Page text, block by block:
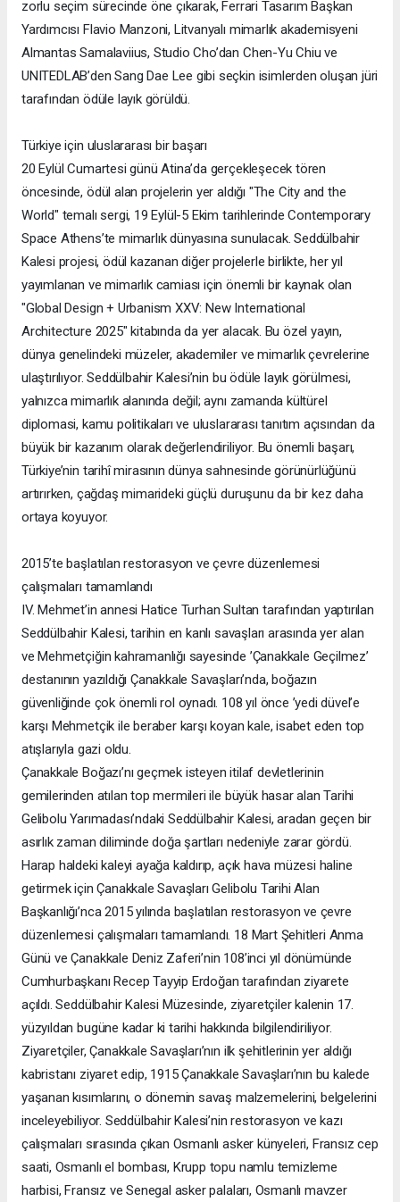
zorlu seçim sürecinde öne çıkarak, Ferrari Tasarım Başkan
Yardımcısı Flavio Manzoni, Litvanyalı mimarlık akademisyeni
Almantas Samalaviius, Studio Cho’dan Chen-Yu Chiu ve
UNITEDLAB’den Sang Dae Lee gibi seçkin isimlerden oluşan jüri
tarafından ödüle layık görüldü.
Türkiye için uluslararası bir başarı
20 Eylül Cumartesi günü Atina’da gerçekleşecek tören
öncesinde, ödül alan projelerin yer aldığı "The City and the
World" temalı sergi, 19 Eylül-5 Ekim tarihlerinde Contemporary
Space Athens’te mimarlık dünyasına sunulacak. Seddülbahir
Kalesi projesi, ödül kazanan diğer projelerle birlikte, her yıl
yayımlanan ve mimarlık camiası için önemli bir kaynak olan
"Global Design + Urbanism XXV: New International
Architecture 2025" kitabında da yer alacak. Bu özel yayın,
dünya genelindeki müzeler, akademiler ve mimarlık çevrelerine
ulaştırılıyor. Seddülbahir Kalesi’nin bu ödüle layık görülmesi,
yalnızca mimarlık alanında değil; aynı zamanda kültürel
diplomasi, kamu politikaları ve uluslararası tanıtım açısından da
büyük bir kazanım olarak değerlendiriliyor. Bu önemli başarı,
Türkiye’nin tarihî mirasının dünya sahnesinde görünürlüğünü
artırırken, çağdaş mimarideki güçlü duruşunu da bir kez daha
ortaya koyuyor.
2015’te başlatılan restorasyon ve çevre düzenlemesi
çalışmaları tamamlandı
IV. Mehmet’in annesi Hatice Turhan Sultan tarafından yaptırılan
Seddülbahir Kalesi, tarihin en kanlı savaşları arasında yer alan
ve Mehmetçiğin kahramanlığı sayesinde ’Çanakkale Geçilmez’
destanının yazıldığı Çanakkale Savaşları’nda, boğazın
güvenliğinde çok önemli rol oynadı. 108 yıl önce ’yedi düvel’e
karşı Mehmetçik ile beraber karşı koyan kale, isabet eden top
atışlarıyla gazi oldu.
Çanakkale Boğazı’nı geçmek isteyen itilaf devletlerinin
gemilerinden atılan top mermileri ile büyük hasar alan Tarihi
Gelibolu Yarımadası’ndaki Seddülbahir Kalesi, aradan geçen bir
asırlık zaman diliminde doğa şartları nedeniyle zarar gördü.
Harap haldeki kaleyi ayağa kaldırıp, açık hava müzesi haline
getirmek için Çanakkale Savaşları Gelibolu Tarihi Alan
Başkanlığı’nca 2015 yılında başlatılan restorasyon ve çevre
düzenlemesi çalışmaları tamamlandı. 18 Mart Şehitleri Anma
Günü ve Çanakkale Deniz Zaferi’nin 108’inci yıl dönümünde
Cumhurbaşkanı Recep Tayyip Erdoğan tarafından ziyarete
açıldı. Seddülbahir Kalesi Müzesinde, ziyaretçiler kalenin 17.
yüzyıldan bugüne kadar ki tarihi hakkında bilgilendiriliyor.
Ziyaretçiler, Çanakkale Savaşları’nın ilk şehitlerinin yer aldığı
kabristanı ziyaret edip, 1915 Çanakkale Savaşları’nın bu kalede
yaşanan kısımlarını, o dönemin savaş malzemelerini, belgelerini
inceleyebiliyor. Seddülbahir Kalesi’nin restorasyon ve kazı
çalışmaları sırasında çıkan Osmanlı asker künyeleri, Fransız cep
saati, Osmanlı el bombası, Krupp topu namlu temizleme
harbisi, Fransız ve Senegal asker palaları, Osmanlı mavzer